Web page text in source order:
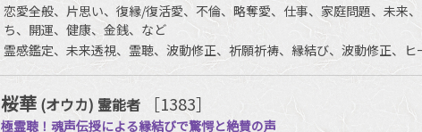
恋愛全般、片思い、復縁/復活愛、不倫、略奪愛、仕事、家庭問題、未来
ち、開運、健康、金銭、など
霊感鑑定、未来透視、霊聴、波動修正、祈願祈祷、縁結び、波動修正、
桜華 (オウカ) 霊能者 ［1383］
極霊聴！魂声伝授による縁結びで驚愕と絶賛の声